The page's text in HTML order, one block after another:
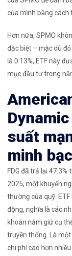
của mình bằng cách
Hơn nữa, SPMO
đặc biệt – mặc dù
là 0.13%, ETF này
mục đầu tư trong
suất
minh
FDG đã trả lại
2025, một khuyến
thường của quỹ.
động, nghĩa là các
khoản nắm giữ cụ
truyền thống. Là
chi phí cao hơn